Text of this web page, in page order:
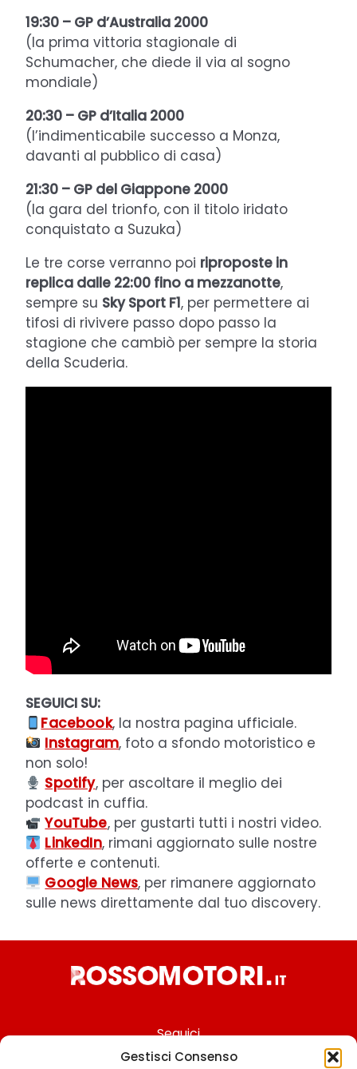
Gestisci Consenso
19:30 – GP d’Australia 2000
(la prima vittoria stagionale di
Schumacher, che diede il via al sogno
mondiale)
20:30 – GP d’Italia 2000
(l’indimenticabile successo a Monza,
davanti al pubblico di casa)
21:30 – GP del Giappone 2000
(la gara del trionfo, con il titolo iridato
conquistato a Suzuka)
Le tre corse verranno poi riproposte in
replica dalle 22:00 fino a mezzanotte,
sempre su Sky Sport F1, per permettere ai
tifosi di rivivere passo dopo passo la
stagione che cambiò per sempre la storia
della Scuderia.
SEGUICI SU:
Facebook, la nostra pagina ufficiale.
Instagram, foto a sfondo motoristico e
non solo!
Spotify, per ascoltare il meglio dei
podcast in cuffia.
YouTube, per gustarti tutti i nostri video.
LinkedIn, rimani aggiornato sulle nostre
offerte e contenuti.
Google News, per rimanere aggiornato
sulle news direttamente dal tuo discovery.
Seguici